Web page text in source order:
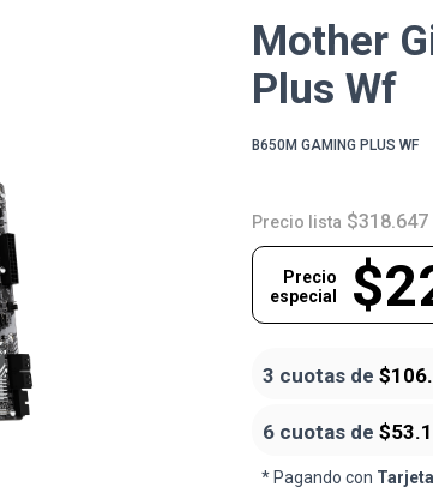
Mother
Plus Wf
B650M GAMING PLUS WF
Precio lista $318.647
Precio
especial
3 cuotas de
6 cuotas de
* Pagando con